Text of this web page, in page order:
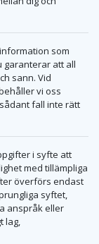
som
garanterar att all
sann. Vid
vi oss
fall inte rätt
i syfte att
med tillämpliga
överförs endast
syftet,
anspråk eller
lag,